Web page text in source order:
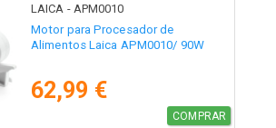
LAICA - APM0010
Motor para Procesador de
Alimentos Laica APM0010/ 90W
62,99 €
COMPRAR